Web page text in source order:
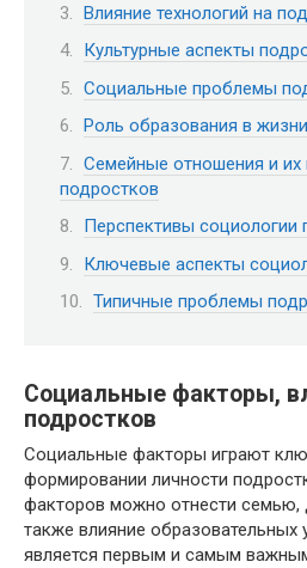
Влияние технологий на
Культурные аспекты
Социальные проблемы
Роль образования в
Семейные отношения и их
подростков
Перспективы социологии
Ключевые аспекты
Типичные проблемы
Социальные факторы,
подростков
Социальные факторы играют
формировании личности
факторов можно отнести семью,
также влияние образовательных
является первым и самым